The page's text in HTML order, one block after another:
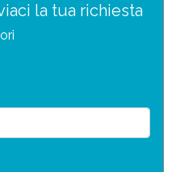
la tua richiesta